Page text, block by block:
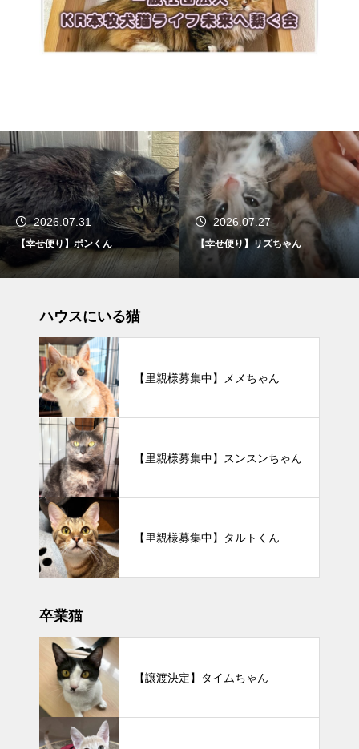
2026.07.27
【幸せ便り】リズちゃん
2026.07.25
【幸せ便り】 ウニ
ハウスにいる猫
【里親様募集中】メメちゃん
【里親様募集中】スンスンちゃん
【里親様募集中】タルトくん
卒業猫
【譲渡決定】タイムちゃん